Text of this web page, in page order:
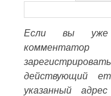
Если вы уже
действующий
указанный